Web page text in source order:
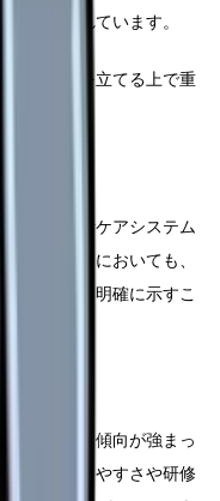
求められています。
採用計画を立てる上で重
は地域包括ケアシステム
医師採用においても、
ビジョンを明確に示すこ
す。
を重視する傾向が強まっ
暇取得のしやすさや研修